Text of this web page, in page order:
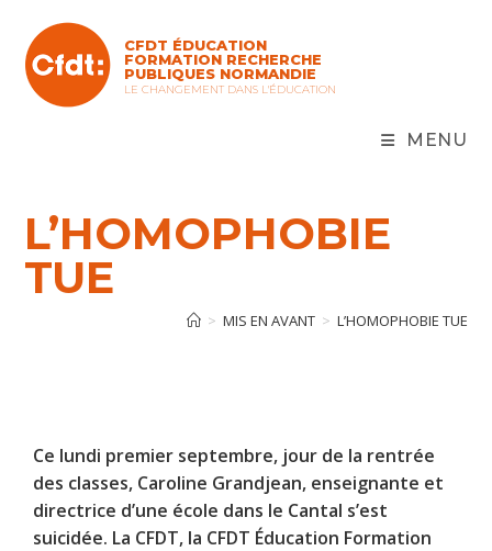
CFDT ÉDUCATION
FORMATION RECHERCHE
PUBLIQUES NORMANDIE
LE CHANGEMENT DANS L'ÉDUCATION
MENU
L’HOMOPHOBIE
TUE
> MIS EN AVANT > L’HOMOPHOBIE TUE
Ce lundi premier septembre, jour de la rentrée
des classes, Caroline Grandjean, enseignante et
directrice d’une école dans le Cantal s’est
suicidée. La CFDT, la CFDT Éducation Formation